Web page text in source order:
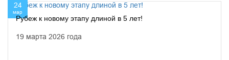
24
мар
Рубеж к новому этапу длиной в 5 лет!
19 марта 2026 года